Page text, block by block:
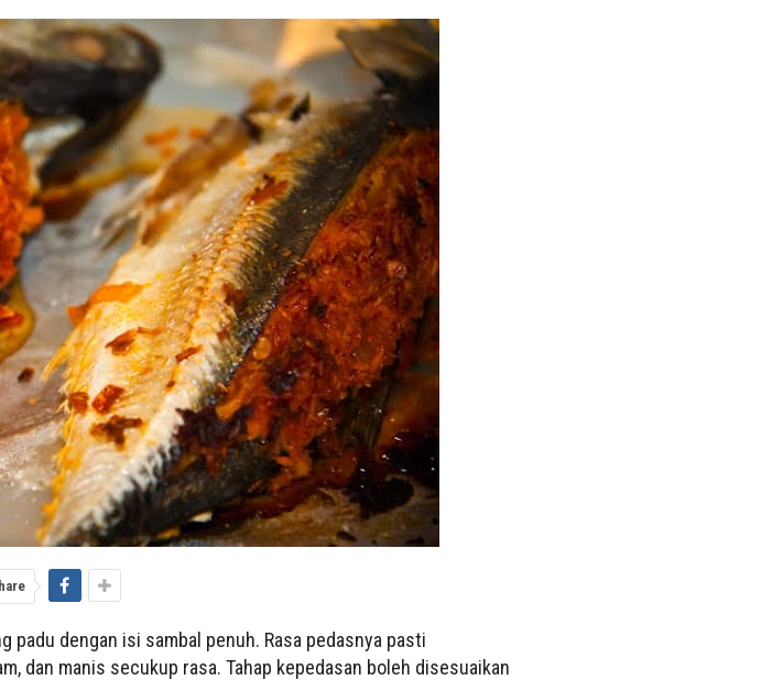
dengan isi sambal penuh. Rasa pedasnya pasti
dan manis secukup rasa. Tahap kepedasan boleh disesuaikan